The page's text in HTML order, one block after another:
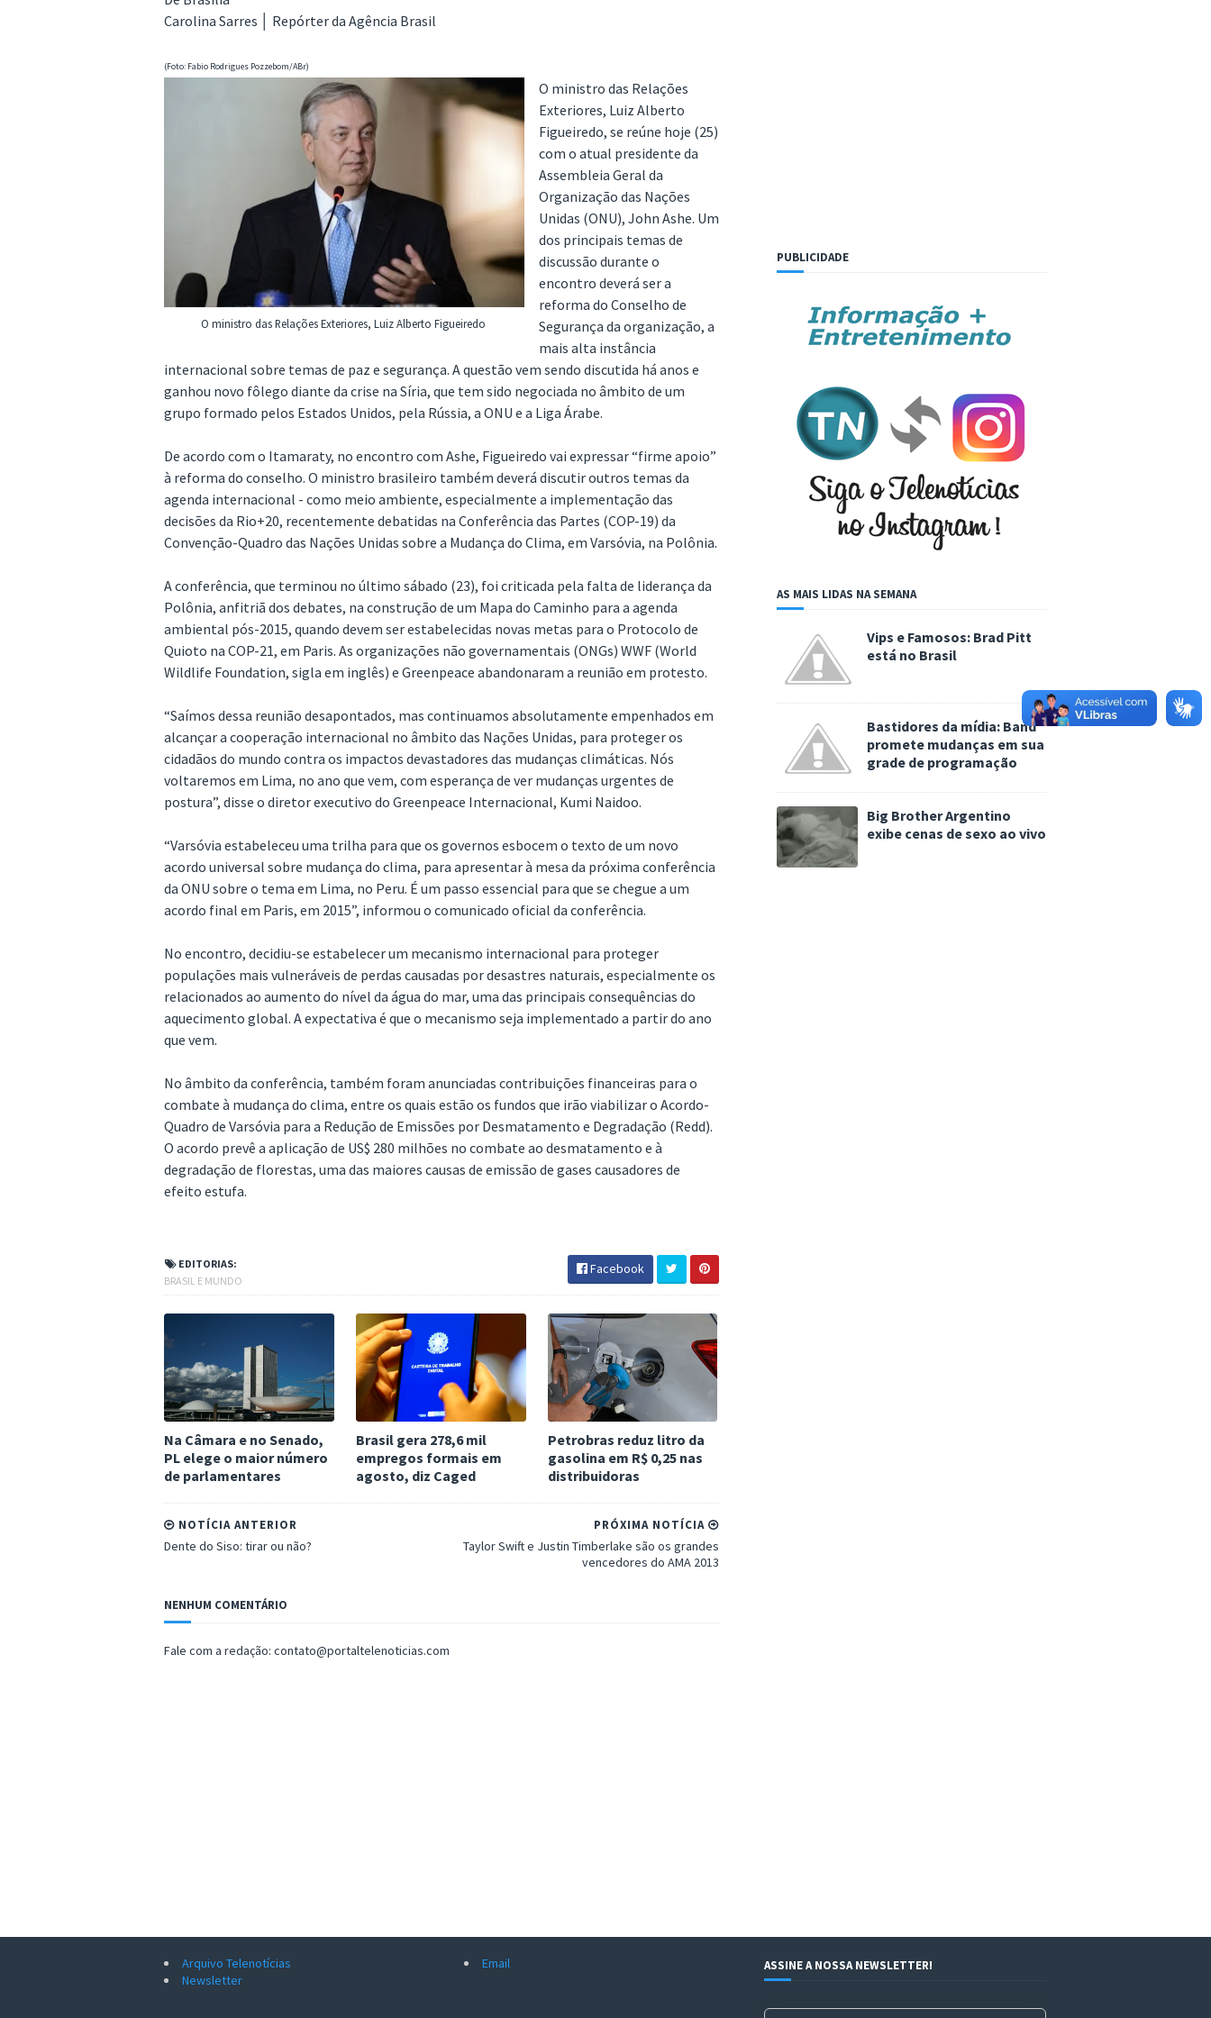
Carolina Sarres │ Repórter da Agência Brasil
(Foto: Fabio Rodrigues Pozzebom/ABr)
O ministro das Relações Exteriores, Luiz Alberto Figueiredo
O ministro das Relações
Exteriores, Luiz Alberto
Figueiredo, se reúne hoje (25)
com o atual presidente da
Assembleia Geral da
Organização das Nações
Unidas (ONU), John Ashe. Um
dos principais temas de
discussão durante o
encontro deverá ser a
reforma do Conselho de
Segurança da organização, a
mais alta instância
internacional sobre temas de paz e segurança. A questão vem sendo discutida há anos e
ganhou novo fôlego diante da crise na Síria, que tem sido negociada no âmbito de um
grupo formado pelos Estados Unidos, pela Rússia, a ONU e a Liga Árabe.
De acordo com o Itamaraty, no encontro com Ashe, Figueiredo vai expressar “firme apoio”
à reforma do conselho. O ministro brasileiro também deverá discutir outros temas da
agenda internacional - como meio ambiente, especialmente a implementação das
decisões da Rio+20, recentemente debatidas na Conferência das Partes (COP-19) da
Convenção-Quadro das Nações Unidas sobre a Mudança do Clima, em Varsóvia, na Polônia.
A conferência, que terminou no último sábado (23), foi criticada pela falta de liderança da
Polônia, anfitriã dos debates, na construção de um Mapa do Caminho para a agenda
ambiental pós-2015, quando devem ser estabelecidas novas metas para o Protocolo de
Quioto na COP-21, em Paris. As organizações não governamentais (ONGs) WWF (World
Wildlife Foundation, sigla em inglês) e Greenpeace abandonaram a reunião em protesto.
“Saímos dessa reunião desapontados, mas continuamos absolutamente empenhados em
alcançar a cooperação internacional no âmbito das Nações Unidas, para proteger os
cidadãos do mundo contra os impactos devastadores das mudanças climáticas. Nós
voltaremos em Lima, no ano que vem, com esperança de ver mudanças urgentes de
postura”, disse o diretor executivo do Greenpeace Internacional, Kumi Naidoo.
“Varsóvia estabeleceu uma trilha para que os governos esbocem o texto de um novo
acordo universal sobre mudança do clima, para apresentar à mesa da próxima conferência
da ONU sobre o tema em Lima, no Peru. É um passo essencial para que se chegue a um
acordo final em Paris, em 2015”, informou o comunicado oficial da conferência.
No encontro, decidiu-se estabelecer um mecanismo internacional para proteger
populações mais vulneráveis de perdas causadas por desastres naturais, especialmente os
relacionados ao aumento do nível da água do mar, uma das principais consequências do
aquecimento global. A expectativa é que o mecanismo seja implementado a partir do ano
que vem.
No âmbito da conferência, também foram anunciadas contribuições financeiras para o
combate à mudança do clima, entre os quais estão os fundos que irão viabilizar o Acordo-
Quadro de Varsóvia para a Redução de Emissões por Desmatamento e Degradação (Redd).
O acordo prevê a aplicação de US$ 280 milhões no combate ao desmatamento e à
degradação de florestas, uma das maiores causas de emissão de gases causadores de
efeito estufa.
EDITORIAS:
BRASIL E MUNDO
Facebook
Na Câmara e no Senado,
PL elege o maior número
de parlamentares
Brasil gera 278,6 mil
empregos formais em
agosto, diz Caged
Petrobras reduz litro da
gasolina em R$ 0,25 nas
distribuidoras
PRÓXIMA NOTÍCIA
Taylor Swift e Justin Timberlake são os grandes
vencedores do AMA 2013
NOTÍCIA ANTERIOR
Dente do Siso: tirar ou não?
NENHUM COMENTÁRIO
Fale com a redação: contato@portaltelenoticias.com
PUBLICIDADE
AS MAIS LIDAS NA SEMANA
Vips e Famosos: Brad Pitt
está no Brasil
Bastidores da mídia: Band
promete mudanças em sua
grade de programação
Big Brother Argentino
exibe cenas de sexo ao vivo
Arquivo Telenotícias
Newsletter
Email ASSINE A NOSSA NEWSLETTER!